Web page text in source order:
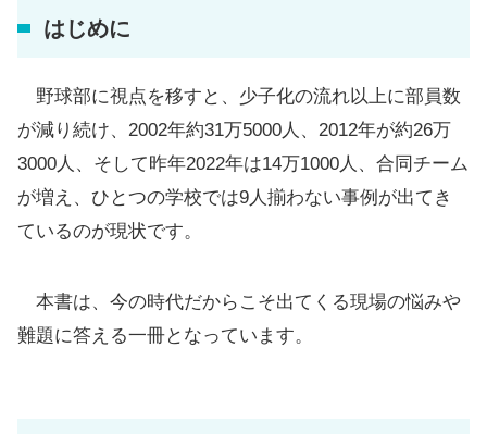
はじめに
野球部に視点を移すと、少子化の流れ以上に部員数
が減り続け、2002年約31万5000人、2012年が約26万
3000人、そして昨年2022年は14万1000人、合同チーム
が増え、ひとつの学校では9人揃わない事例が出てき
ているのが現状です。
本書は、今の時代だからこそ出てくる現場の悩みや
難題に答える一冊となっています。